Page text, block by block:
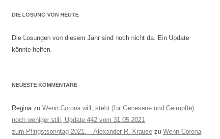
DIE LOSUNG VON HEUTE
Die Losungen von diesem Jahr sind noch nicht da. Ein Update
könnte helfen.
NEUESTE KOMMENTARE
Reginazu Wenn Corona will, steht (für Genesene und Geimpfte)
noch weniger still, Update 442 vom 31.05.2021
zum Pfingstsonntag 2021. – Alexander R. Krause zu Wenn Corona